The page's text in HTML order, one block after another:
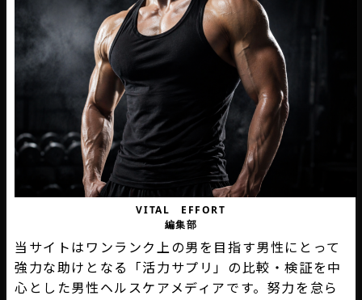
VITAL EFFORT
編集部
当サイトはワンランク上の男を目指す男性にとって
強力な助けとなる「活力サプリ」の比較・検証を中
心とした男性ヘルスケアメディアです。努力を怠ら